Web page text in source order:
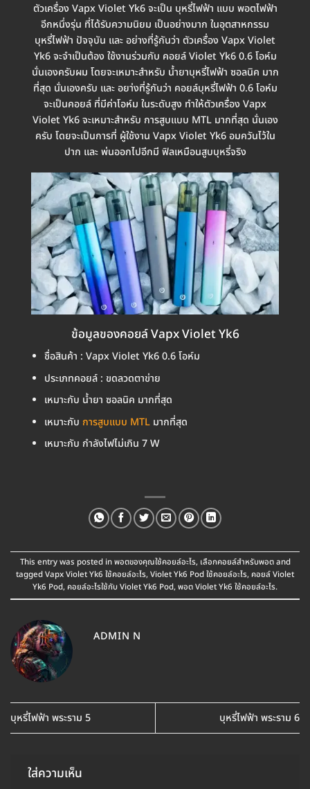
ตัวเครื่อง Vapx Violet Yk6 จะเป็น บุหรี่ไฟฟ้า แบบ พอตไฟฟ้า
อีกหนึ่งรุ่น ที่ได้รับความนิยม เป็นอย่างมาก ในอุตสาหกรรม
บุหรี่ไฟฟ้า ปัจจุบัน และ อย่างที่รู้กันว่า ตัวเครื่อง Vapx Violet
Yk6 จะจำเป็นต้อง ใช้งานร่วมกับ คอยล์ Violet Yk6 0.6 โอห์ม
นั่นเองครับผม โดยจะเหมาะสำหรับ น้ำยาบุหรี่ไฟฟ้า ซอลนิค มาก
ที่สุด นั่นเองครับ และ อยา่งที่รู้กันว่า คอยล์บุหรี่ไฟฟ้า 0.6 โอห์ม
จะเป็นคอยล์ ที่มีค่าโอห์ม ในระดับสูง ทำให้ตัวเครื่อง Vapx
Violet Yk6 จะเหมาะสำหรับ การสูบแบบ MTL มากที่สุด นั่นเอง
ครับ โดยจะเป็นการที่ ผู้ใช้งาน Vapx Violet Yk6 อมควันไว้ใน
ปาก และ พ่นออกไปอีกมี ฟิลเหมือนสูบบุหรี่จริง
ข้อมูลของคอยล์ Vapx Violet Yk6
ชื่อสินค้า : Vapx Violet Yk6 0.6 โอห์ม
ประเภทคอยล์ : ขดลวดตาข่าย
เหมาะกับ น้ำยา ซอลนิค มากที่สุด
เหมาะกับ การสูบแบบ MTLมากที่สุด
เหมาะกับ กำลังไฟไม่เกิน 7 W
This entry was posted inพอตของคุณใช้คอยล์อะไร, เลือกคอยล์สำหรับพอตand
taggedVapx Violet Yk6 ใช้คอยล์อะไร, Violet Yk6 Pod ใช้คอยล์อะไร, คอยล์ Violet
Yk6 Pod, คอยล์อะไรใช้กับ Violet Yk6 Pod, พอต Violet Yk6 ใช้คอยล์อะไร.
ADMIN N
บุหรี่ไฟฟ้า พระราม 5 บุหรี่ไฟฟ้า พระราม 6
ใส่ความเห็น